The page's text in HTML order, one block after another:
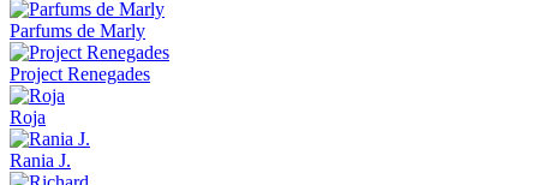
Parfums de Marly
Project Renegades
Roja
Rania J.